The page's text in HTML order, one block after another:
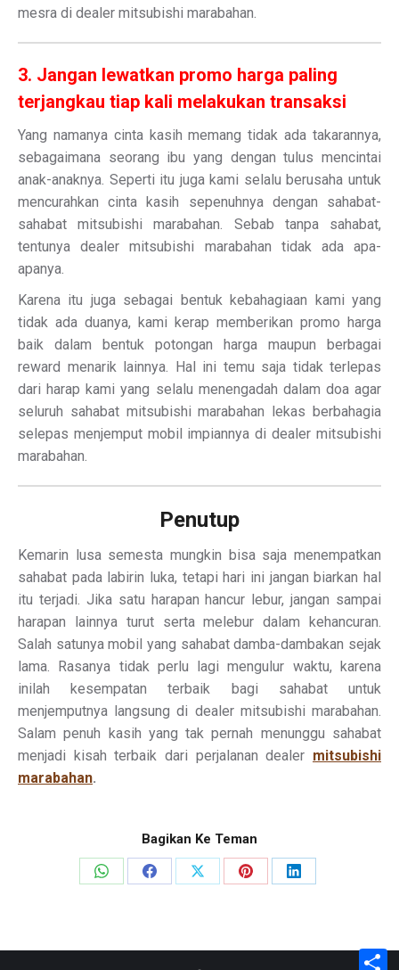
mesra di dealer mitsubishi marabahan.
3. Jangan lewatkan promo harga paling
terjangkau tiap kali melakukan transaksi
Yang namanya cinta kasih memang tidak ada takarannya,
sebagaimana seorang ibu yang dengan tulus mencintai
anak-anaknya. Seperti itu juga kami selalu berusaha untuk
mencurahkan cinta kasih sepenuhnya dengan sahabat-
sahabat mitsubishi marabahan. Sebab tanpa sahabat,
tentunya dealer mitsubishi marabahan tidak ada apa-
apanya.
Karena itu juga sebagai bentuk kebahagiaan kami yang
tidak ada duanya, kami kerap memberikan promo harga
baik dalam bentuk potongan harga maupun berbagai
reward menarik lainnya. Hal ini temu saja tidak terlepas
dari harap kami yang selalu menengadah dalam doa agar
seluruh sahabat mitsubishi marabahan lekas berbahagia
selepas menjemput mobil impiannya di dealer mitsubishi
marabahan.
Penutup
Kemarin lusa semesta mungkin bisa saja menempatkan
sahabat pada labirin luka, tetapi hari ini jangan biarkan hal
itu terjadi. Jika satu harapan hancur lebur, jangan sampai
harapan lainnya turut serta melebur dalam kehancuran.
Salah satunya mobil yang sahabat damba-dambakan sejak
lama. Rasanya tidak perlu lagi mengulur waktu, karena
inilah kesempatan terbaik bagi sahabat untuk
menjemputnya langsung di dealer mitsubishi marabahan.
Salam penuh kasih yang tak pernah menunggu sahabat
menjadi kisah terbaik dari perjalanan dealer mitsubishi
marabahan.
Bagikan Ke Teman
Share
Share
Share
Share
Share